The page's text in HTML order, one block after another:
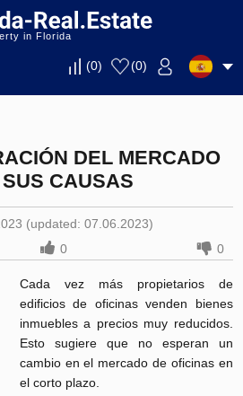
in Florida
(0) (0)
DEL MERCADO
CAUSAS
(updated: 07.06.2023)
0 0
Cada vez más propietarios de
edificios de oficinas venden bienes
inmuebles a precios muy reducidos.
Esto sugiere que no esperan un
cambio en el mercado de oficinas en
el corto plazo.